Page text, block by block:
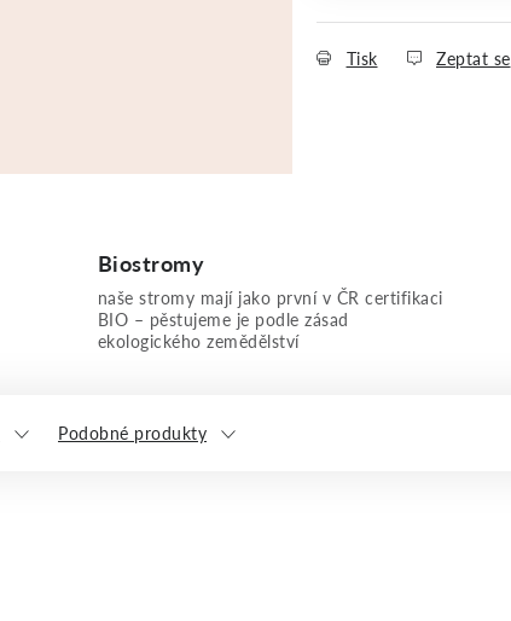
Tisk Zeptat se
Biostromy
naše stromy mají jako první v ČR certifikaci
BIO – pěstujeme je podle zásad
ekologického zemědělství
Podobné produkty